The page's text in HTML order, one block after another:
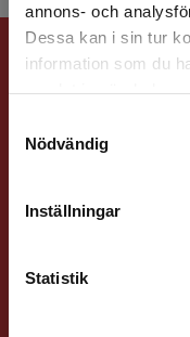
annons- och
Dessa kan i sin tur
information som du
Nödvändig
Inställningar
Statistik
Det verkar som
Vi erbjuder inte
att kunna slutföra